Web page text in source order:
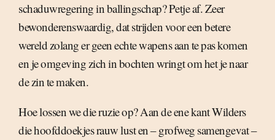
schaduwregering in ballingschap? Petje af. Zeer
bewonderenswaardig, dat strijden voor een betere
wereld zolang er geen echte wapens aan te pas komen
en je omgeving zich in bochten wringt om het je naar
de zin te maken.
Hoe lossen we die ruzie op? Aan de ene kant Wilders
die hoofddoekjes rauw lust en – grofweg samengevat –